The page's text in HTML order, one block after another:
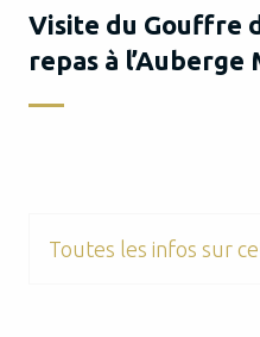
Visite du Gouffre
repas à l’Auberge
Toutes les infos sur